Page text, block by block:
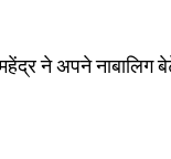
ने अपने